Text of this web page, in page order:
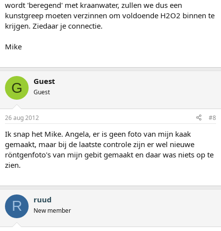
wordt 'beregend' met kraanwater, zullen we dus een
kunstgreep moeten verzinnen om voldoende H2O2 binnen te
krijgen. Ziedaar je connectie.
Mike
G Guest
Guest
26 aug 2012 #8
Ik snap het Mike. Angela, er is geen foto van mijn kaak
gemaakt, maar bij de laatste controle zijn er wel nieuwe
röntgenfoto's van mijn gebit gemaakt en daar was niets op te
zien.
R ruud
New member